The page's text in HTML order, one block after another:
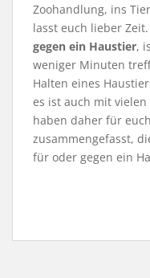
Zoohandlung, ins
lasst euch lieber Zeit.
gegen ein Haustier,
weniger Minuten
Halten eines
es ist auch mit
haben daher für
zusammengefasst,
für oder gegen ein